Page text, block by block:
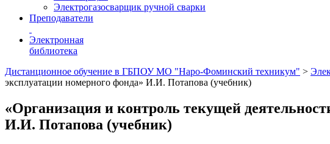
Электрогазосварщик ручной сварки
Преподаватели
Электронная
библиотека
Дистанционное обучение в ГБПОУ МО "Наро-Фоминский техникум" >
эксплуатации номерного фонда» И.И. Потапова (учебник)
«Организация и контроль текущей
И.И. Потапова (учебник)